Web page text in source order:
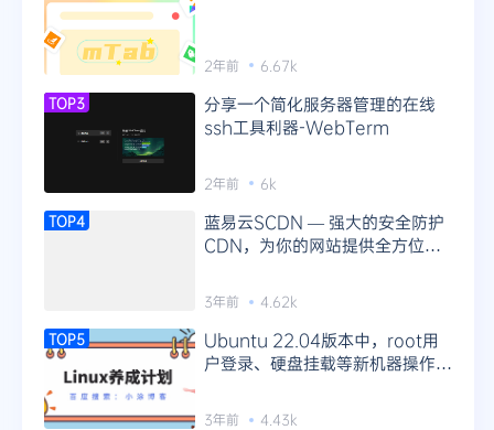
2年前 6.67k
TOP3
分享一个简化服务器管理的在线
ssh工具利器-WebTerm
2年前 6k
TOP4
蓝易云SCDN — 强大的安全防护
CDN，为你的网站提供全方位防
3年前 4.62k
TOP5
Ubuntu 22.04版本中，root用
户登录、硬盘挂载等新机器操作指
3年前 4.43k